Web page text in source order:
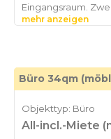
Eingangsraum.
mehr anzeigen
Büro 34qm
Objekttyp: Büro
All-incl.-Miete